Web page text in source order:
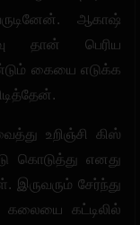
ஆகாஷ்
தான் பெரிய
கையை எடுக்க
உறிஞ்சி கிஸ்
கொடுத்து எனது
இருவரும் சேர்ந்து
கலையை கட்டிலில்